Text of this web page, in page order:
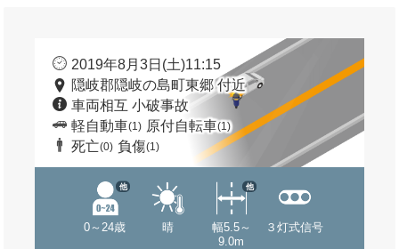
2019年8月3日(土)11:15
隠岐郡隠岐の島町東郷 付近
車両相互 小破事故
軽自動車(1) 原付自転車(1)
死亡(0) 負傷(1)
0～24歳
他
晴
幅5.5～
9.0m
他
３灯式信号